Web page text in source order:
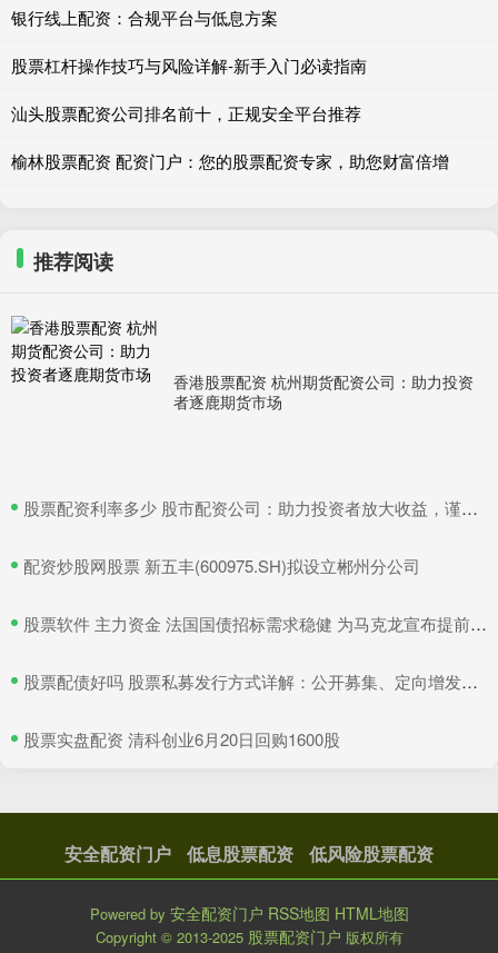
银行线上配资：合规平台与低息方案
股票杠杆操作技巧与风险详解-新手入门必读指南
汕头股票配资公司排名前十，正规安全平台推荐
榆林股票配资 配资门户：您的股票配资专家，助您财富倍增
推荐阅读
香港股票配资 杭州期货配资公司：助力投资
者逐鹿期货市场
​股票配资利率多少 股市配资公司：助力投资者放大收益，谨慎选择，规避风险
​配资炒股网股票 新五丰(600975.SH)拟设立郴州分公司
​股票软件 主力资金 法国国债招标需求稳健 为马克龙宣布提前选举以来首次发行
​股票配债好吗 股票私募发行方式详解：公开募集、定向增发、协议转让
​股票实盘配资 清科创业6月20日回购1600股
安全配资门户 低息股票配资 低风险股票配资
Powered by 安全配资门户 RSS地图 HTML地图
Copyright © 2013-2025 股票配资门户 版权所有